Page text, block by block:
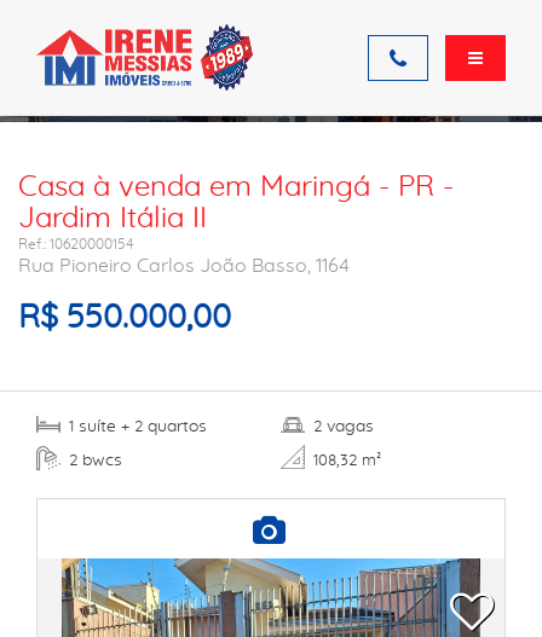
Ficha do imóvel
Casa à venda em Maringá - PR -
Jardim Itália II
Ref.: 10620000154
Rua Pioneiro Carlos João Basso, 1164
R$ 550.000,00
1 suíte + 2 quartos
2 bwcs
2 vagas
108,32 m²